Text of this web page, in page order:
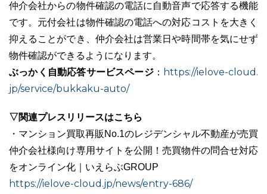
仲介会社からの物件確認の電話に自動音声で応答する機能
です。元付会社は物件確認の電話への対応コストを大きく
抑えることができ、仲介会社は営業日や時間帯を気にせず
物件確認ができるようになります。
ぶっかく自動応答サービスページ： https://ielove-cloud.
jp/service/bukkaku-auto/
▽関連プレスリリースはこちら
・マンション買取再販No.1のレジデンシャル不動産が売買
仲介会社様向け専用サイトを公開！売買物件の問合せ対応
をオンライン化｜いえらぶGROUP
https://ielove-cloud.jp/news/entry-686/